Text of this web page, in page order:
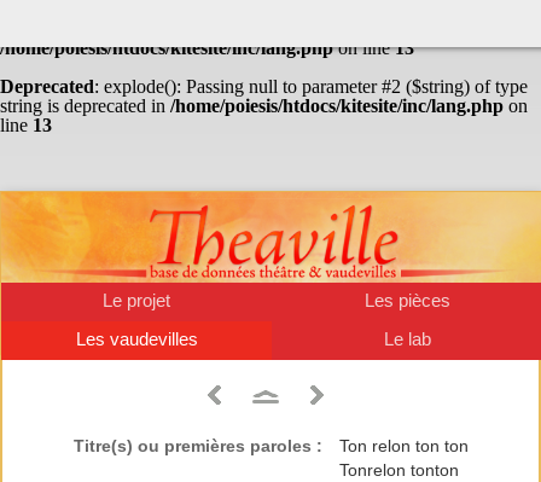
/home/poiesis/htdocs/kitesite/inc/lang.phpon line13
Deprecated: explode(): Passing null to parameter #2 ($string) of type
string is deprecated in /home/poiesis/htdocs/kitesite/inc/lang.php on
line 13
Le projet
Les pièces
Les vaudevilles
Le lab
Titre(s) ou premières paroles :
Ton relon ton ton
Tonrelon tonton